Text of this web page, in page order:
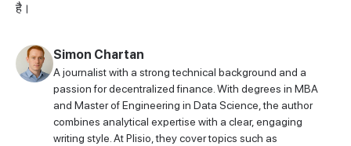
है।
Simon Chartan
A journalist with a strong technical background and a
passion for decentralized finance. With degrees in MBA
and Master of Engineering in Data Science, the author
combines analytical expertise with a clear, engaging
writing style. At Plisio, they cover topics such as